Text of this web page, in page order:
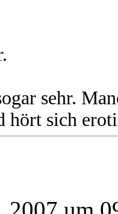
sehr.
hört sich